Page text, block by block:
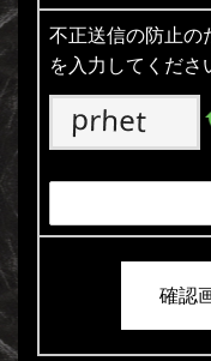
不正送信の防止の
を入力してくださ